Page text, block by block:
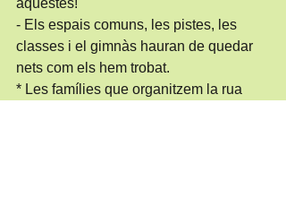
- Els espais comuns, les pistes, les
classes i el gimnàs hauran de quedar
nets com els hem trobat.
* Les famílies que organitzem la rua